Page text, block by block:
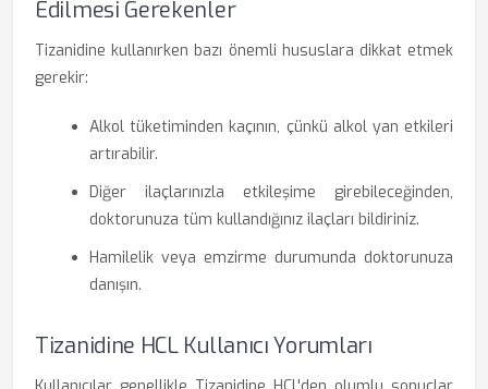
Edilmesi Gerekenler
Tizanidine kullanırken bazı önemli hususlara dikkat etmek
gerekir:
Alkol tüketiminden kaçının, çünkü alkol yan etkileri
artırabilir.
Diğer ilaçlarınızla etkileşime girebileceğinden,
doktorunuza tüm kullandığınız ilaçları bildiriniz.
Hamilelik veya emzirme durumunda doktorunuza
danışın.
Tizanidine HCL Kullanıcı Yorumları